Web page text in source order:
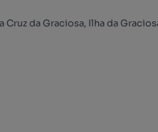
Cruz da Graciosa, Ilha da